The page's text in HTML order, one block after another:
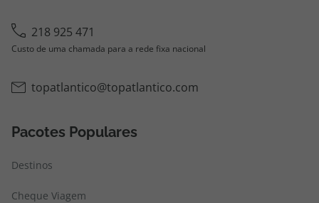
218 925 471
Custo de uma chamada para a rede fixa nacional
topatlantico@topatlantico.com
Pacotes Populares
Destinos
Cheque Viagem